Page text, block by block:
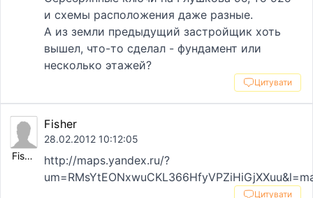
и схемы расположения даже разные.
А из земли предыдущий застройщик хоть
вышел, что-то сделал - фундамент или
несколько этажей?
Цитувати
Fisher
Fisher
28.02.2012 10:12:05
http://maps.yandex.ru/?
Цитувати